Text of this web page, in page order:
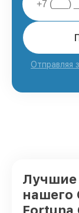
Отправляя
Лучшие
нашего